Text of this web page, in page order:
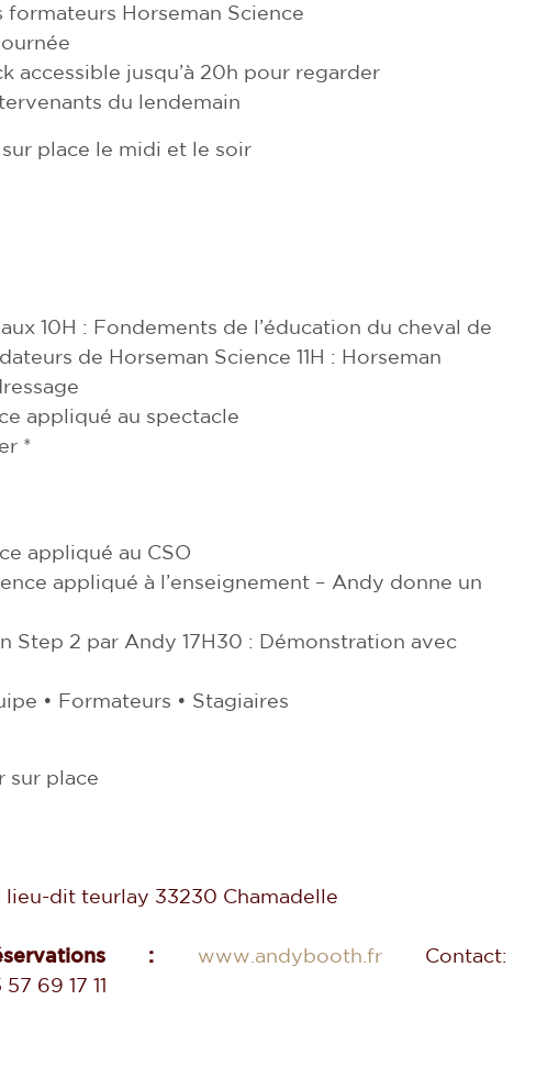
formateurs Horseman Science
accessible jusqu’à 20h pour regarder
du lendemain
place le midi et le soir
10H : Fondements de l’éducation du cheval de
de Horseman Science 11H : Horseman
appliqué au spectacle
*
appliqué au CSO
appliqué à l’enseignement – Andy donne un
Step 2 par Andy 17H30 : Démonstration avec
• Formateurs • Stagiaires
sur place
lieu-dit teurlay 33230 Chamadelle
: www.andybooth.frContact:
69 17 11